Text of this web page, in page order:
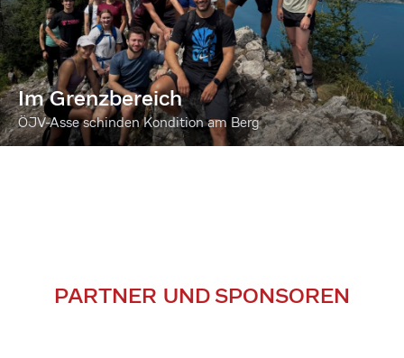
Im Grenzbereich
ÖJV-Asse schinden Kondition am Berg
PARTNER UND SPONSOREN